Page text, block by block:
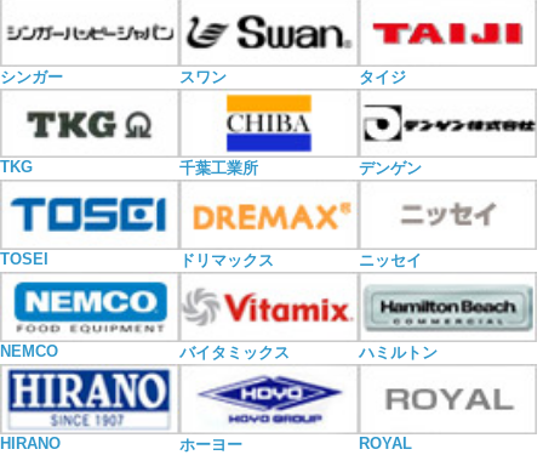
シンガー スワン タイジ
TKG 千葉工業所 デンゲン
TOSEI ドリマックス ニッセイ
NEMCO バイタミックス ハミルトン
HIRANO ホーヨー ROYAL